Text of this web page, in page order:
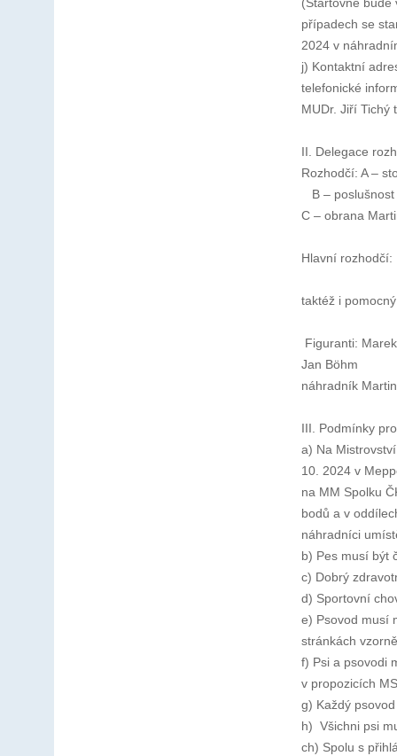
případech se
2024 v
j) Kontaktní
telefonické
MUDr. Jiří Tichý
II. Delegace
Rozhodčí: A –
B – poslušnost
C – obrana
Hlavní rozhodčí:
taktéž i
Figuranti:
Jan Böhm
náhradník
III. Podmínky
a) Na
10. 2024 v
na MM Spolku
bodů a v
náhradníci
b) Pes musí být
c) Dobrý
d) Sportovní
e) Psovod musí
stránkách
f) Psi a psovodi
v propozicích
g) Každý
h) Všichni psi
ch) Spolu s